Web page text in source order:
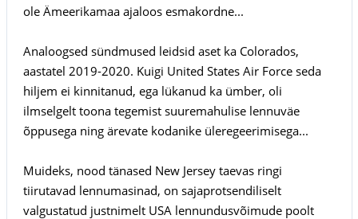
ole Ämeerikamaa ajaloos esmakordne...
Analoogsed sündmused leidsid aset ka Colorados,
aastatel 2019-2020. Kuigi United States Air Force seda
hiljem ei kinnitanud, ega lükanud ka ümber, oli
ilmselgelt toona tegemist suuremahulise lennuväe
õppusega ning ärevate kodanike üleregeerimisega...
Muideks, nood tänased New Jersey taevas ringi
tiirutavad lennumasinad, on sajaprotsendiliselt
valgustatud justnimelt USA lennundusvõimude poolt